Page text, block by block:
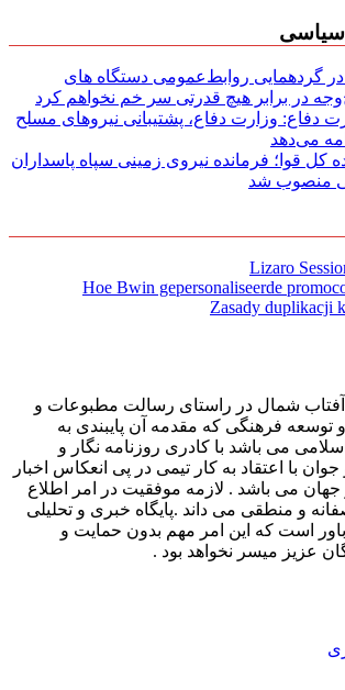
سیاسی
گردهمایی روابط‌عمومی دستگاه های
در برابر هیچ قدرتی سر خم نخواهم کرد
دفاع: وزارت دفاع، پشتیبانی نیرو‌های مسلح
می‌دهد
کل قوا؛ فرمانده نیروی زمینی سپاه پاسداران
منصوب شد
Lizaro
Hoe Bwin gepersonaliseerde
Zasady duplikacji
آفتاب شمال در راستای رسالت مطبوعات و
توسعه فرهنگی که مقدمه آن پایبندی به
می باشد با کادری روزنامه نگار و
با اعتقاد به کار تیمی در پی انعکاس اخبار
جهان می باشد . لازمه موفقیت در امر اطلاع
و منطقی می داند .پایگاه خبری و تحلیلی
است که این امر مهم بدون حمایت و
عزیز میسر نخواهد بود .